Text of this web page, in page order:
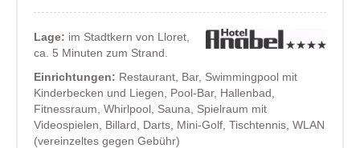
Lage: im Stadtkern von Lloret,
ca. 5 Minuten zum Strand.
Einrichtungen: Restaurant, Bar, Swimmingpool mit
Kinderbecken und Liegen, Pool-Bar, Hallenbad,
Fitnessraum, Whirlpool, Sauna, Spielraum mit
Videospielen, Billard, Darts, Mini-Golf, Tischtennis, WLAN
(vereinzeltes gegen Gebühr)